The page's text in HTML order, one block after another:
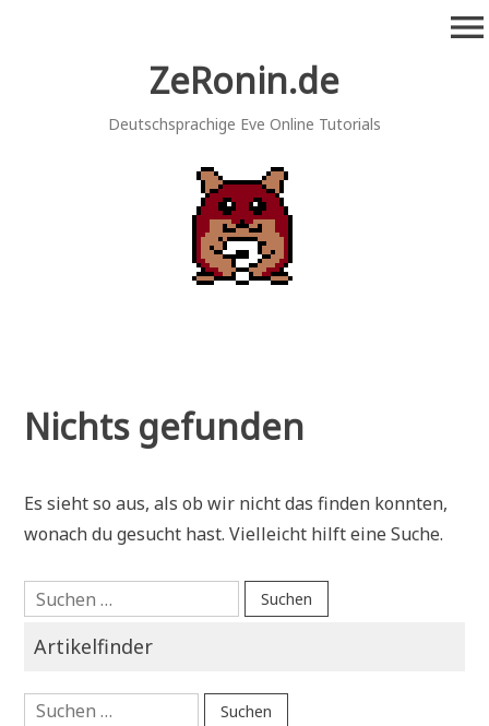
ZeRonin.de
Deutschsprachige Eve Online Tutorials
menu
Nichts gefunden
Es sieht so aus, als ob wir nicht das finden konnten,
wonach du gesucht hast. Vielleicht hilft eine Suche.
Suchen
nach:
Artikelfinder
Suchen
nach: